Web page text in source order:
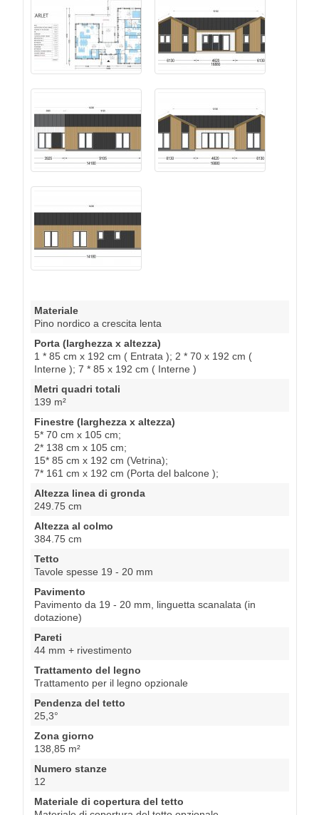
Materiale
Pino nordico a crescita lenta
Porta (larghezza x altezza)
1 * 85 cm x 192 cm ( Entrata ); 2 * 70 x 192 cm (
Interne ); 7 * 85 x 192 cm ( Interne )
Metri quadri totali
139 m²
Finestre (larghezza x altezza)
5* 70 cm x 105 cm;
2* 138 cm x 105 cm;
15* 85 cm x 192 cm (Vetrina);
7* 161 cm x 192 cm (Porta del balcone );
Altezza linea di gronda
249.75 cm
Altezza al colmo
384.75 cm
Tetto
Tavole spesse 19 - 20 mm
Pavimento
Pavimento da 19 - 20 mm, linguetta scanalata (in
dotazione)
Pareti
44 mm + rivestimento
Trattamento del legno
Trattamento per il legno opzionale
Pendenza del tetto
25,3°
Zona giorno
138,85 m²
Numero stanze
12
Materiale di copertura del tetto